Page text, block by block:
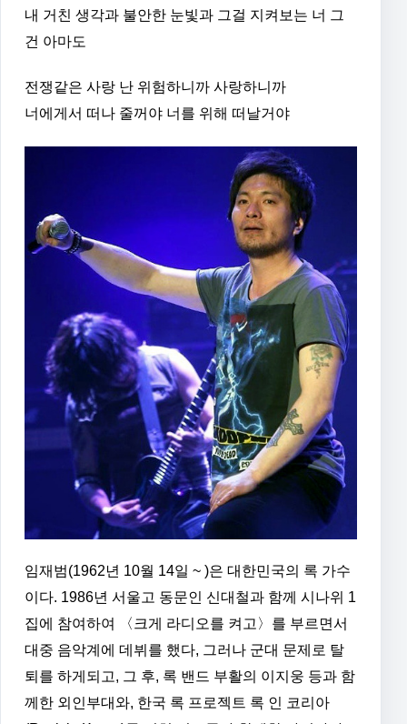
내 거친 생각과 불안한 눈빛과 그걸 지켜보는 너 그
건 아마도
전쟁같은 사랑 난 위험하니까 사랑하니까
너에게서 떠나 줄꺼야 너를 위해 떠날거야
임재범(1962년 10월 14일 ~ )은 대한민국의 록 가수
이다. 1986년 서울고 동문인 신대철과 함께 시나위 1
집에 참여하여 〈크게 라디오를 켜고〉를 부르면서
대중 음악계에 데뷔를 했다, 그러나 군대 문제로 탈
퇴를 하게되고, 그 후, 록 밴드 부활의 이지웅 등과 함
께한 외인부대와, 한국 록 프로젝트 록 인 코리아